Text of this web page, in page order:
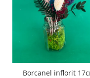
Borcanel inflorit